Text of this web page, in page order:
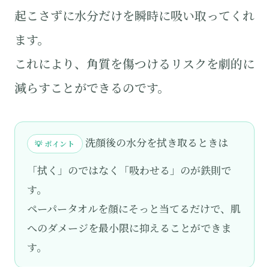
起こさずに水分だけを瞬時に吸い取ってくれ
ます。
これにより、角質を傷つけるリスクを劇的に
減らすことができるのです。
💡 ポイント
洗顔後の水分を拭き取るときは
「拭く」のではなく「吸わせる」のが鉄則で
す。
ペーパータオルを顔にそっと当てるだけで、肌
へのダメージを最小限に抑えることができま
す。